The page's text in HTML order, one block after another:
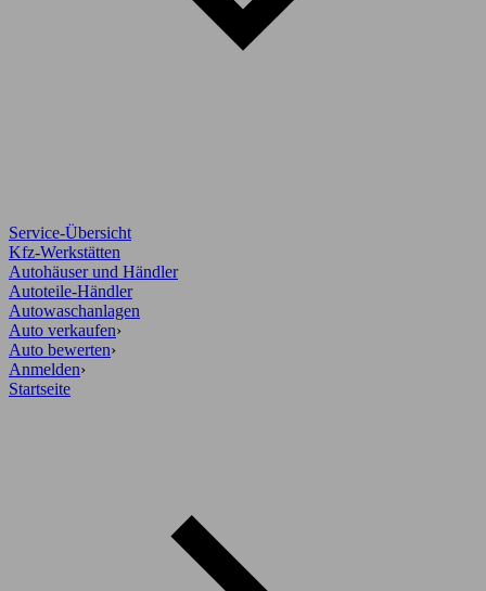
Service-Übersicht
Kfz-Werkstätten
Autohäuser und Händler
Autoteile-Händler
Autowaschanlagen
Auto verkaufen›
Auto bewerten›
Anmelden›
Startseite